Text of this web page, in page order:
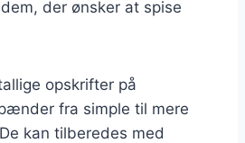
der ønsker at spise
opskrifter på
fra simple til mere
kan tilberedes med